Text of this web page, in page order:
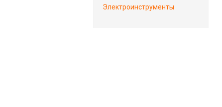
Электроинструменты